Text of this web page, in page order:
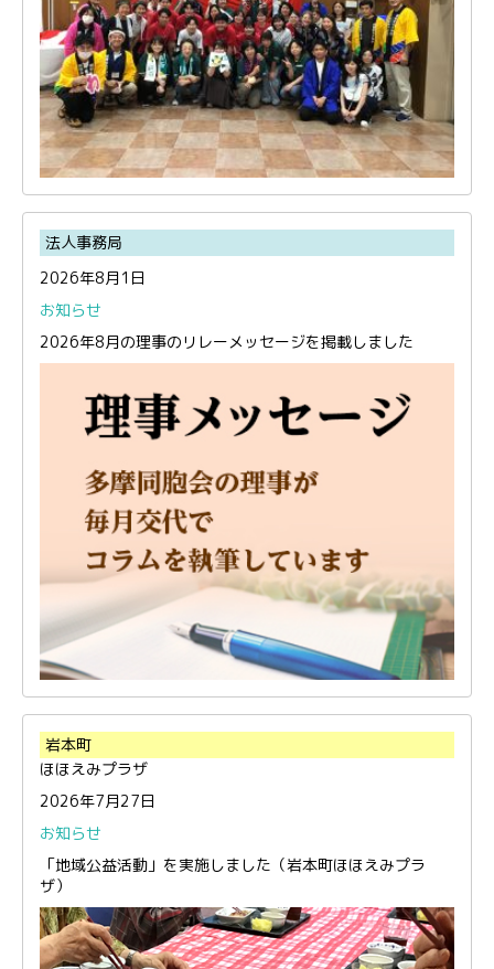
法人事務局
2026年8月1日
お知らせ
2026年8月の理事のリレーメッセージを掲載しました
岩本町
ほほえみプラザ
2026年7月27日
お知らせ
「地域公益活動」を実施しました（岩本町ほほえみプラ
ザ）